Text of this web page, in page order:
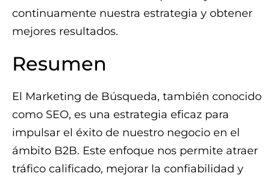
continuamente nuestra estrategia y obtener
mejores resultados.
Resumen
El Marketing de Búsqueda, también conocido
como SEO, es una estrategia eficaz para
impulsar el éxito de nuestro negocio en el
ámbito B2B. Este enfoque nos permite atraer
tráfico calificado, mejorar la confiabilidad y